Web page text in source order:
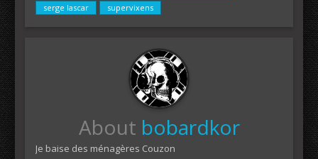
serge lascar
supervixens
About bobardkor
Je baise des ménagères Couzon